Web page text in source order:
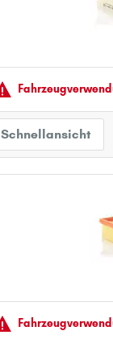
C
CHEVROLET
CITROËN
DACIA
HONDA
Schnellansicht